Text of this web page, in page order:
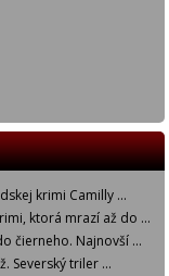
krimi Camilly ...
ktorá mrazí až do ...
čierneho. Najnovší ...
Severský triler ...